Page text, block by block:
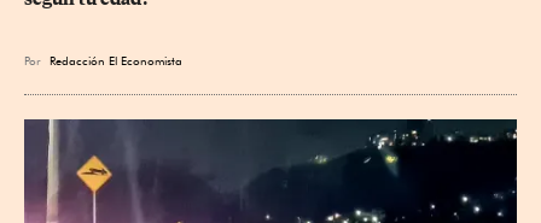
Por Redacción El Economista